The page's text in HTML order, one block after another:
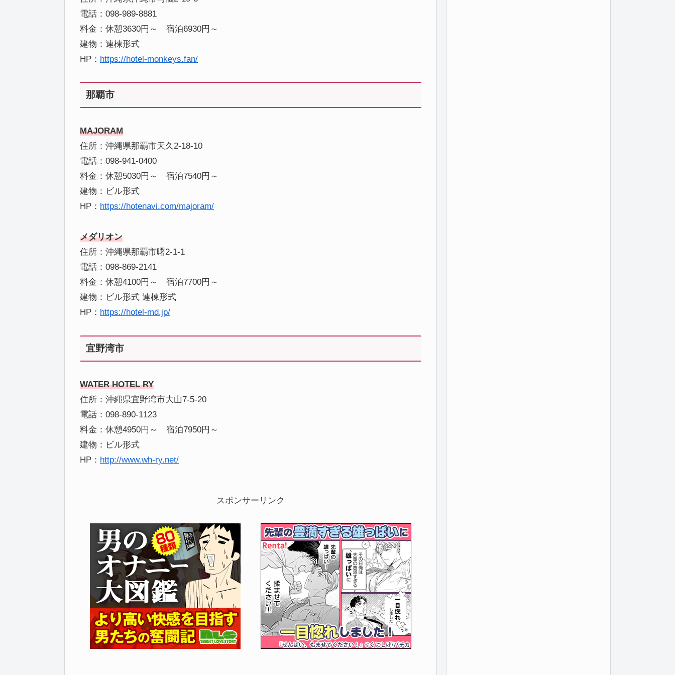
電話：098-989-8881
料金：休憩3630円～ 宿泊6930円～
建物：連棟形式
HP： https://hotel-monkeys.fan/
那覇市
MAJORAM
住所：沖縄県那覇市天久2-18-10
電話：098-941-0400
料金：休憩5030円～ 宿泊7540円～
建物：ビル形式
HP： https://hotenavi.com/majoram/
メダリオン
住所：沖縄県那覇市曙2-1-1
電話：098-869-2141
料金：休憩4100円～ 宿泊7700円～
建物：ビル形式 連棟形式
HP： https://hotel-md.jp/
宜野湾市
WATER HOTEL RY
住所：沖縄県宜野湾市大山7-5-20
電話：098-890-1123
料金：休憩4950円～ 宿泊7950円～
建物：ビル形式
HP： http://www.wh-ry.net/
スポンサーリンク